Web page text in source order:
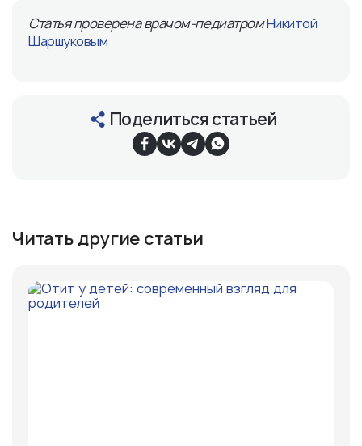
Статья проверена врачом-педиатромНикитой
Шаршуковым
Поделиться статьей
Читать другие статьи